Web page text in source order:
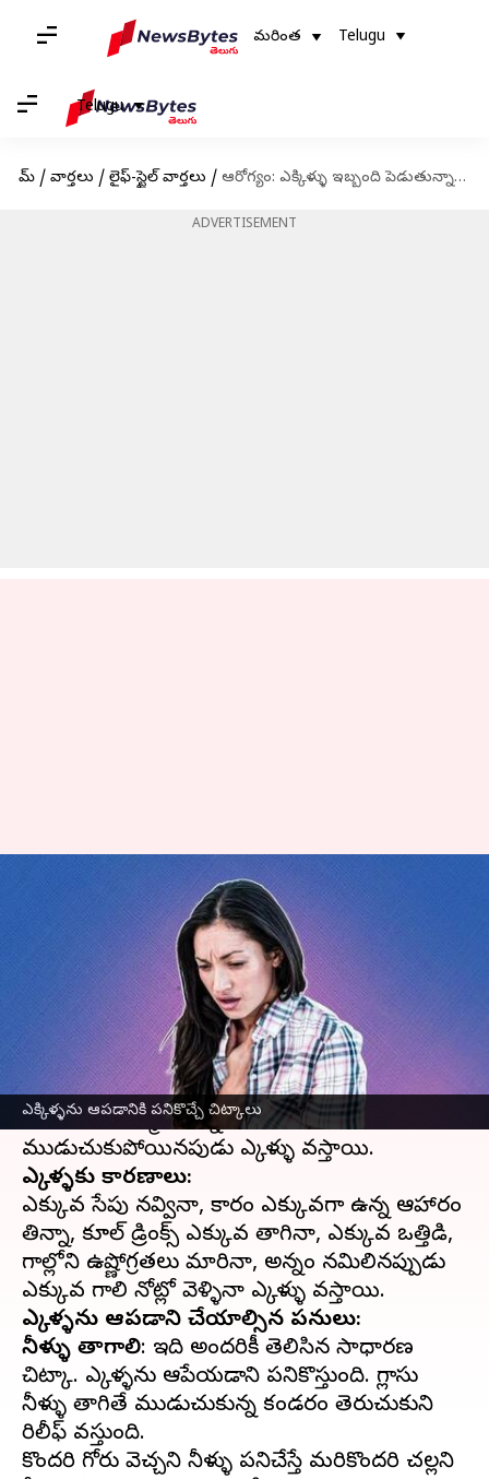
మరింత Telugu
Telugu
హోమ్ / వార్తలు / లైఫ్-స్టైల్ వార్తలు / ఆరోగ్యం: ఎక్కిళ్ళు ఇబ్బంది పెడుతున్నాయా? ఎలా ఆపాలో తెలుసుకోండి
ADVERTISEMENT
ఎక్కిళ్ళను ఆపడానికి పనికొచ్చే చిట్కాలు
ఆరోగ్యం: ఎక్కిళ్ళు ఇబ్బంది
పెడుతున్నాయా? ఎలా ఆపాలో
తెలుసుకోండి
Sriram Pranateja Feb 14, 2023 05:54 pm
ఈ వార్తాకథనం ఏంటి
ఎక్కిళ్ళు వస్తే ఎవరో గుర్తు చేసుకున్నారని చెబుతారు.
శరీరంలో రొమ్ముభాగాన్ని కడుపును వేరే చేసే కండరం
ఎక్కిళ్ళకు కారణాలు:
ఎక్కువ సేపు నవ్వినా, కారం ఎక్కువగా ఉన్న ఆహారం
తిన్నా, కూల్ డ్రింక్స్ ఎక్కువ తాగినా, ఎక్కువ ఒత్తిడి,
గాల్లోని ఉష్ణోగ్రతలు మారినా, అన్నం నమిలినప్పుడు
ఎక్కిళ్ళను ఆపడానికి చేయాల్సిన పనులు:
నీళ్ళు తాగాలి: ఇది అందరికీ తెలిసిన సాధారణ
చిట్కా. ఎక్కిళ్ళను ఆపేయడానికి పనికొస్తుంది. గ్లాసు
నీళ్ళు తాగితే ముడుచుకున్న కండరం తెరుచుకుని
రిలీఫ్ వస్తుంది.
కొందరికి గోరు వెచ్చని నీళ్ళు పనిచేస్తే మరికొందరికి చల్లని